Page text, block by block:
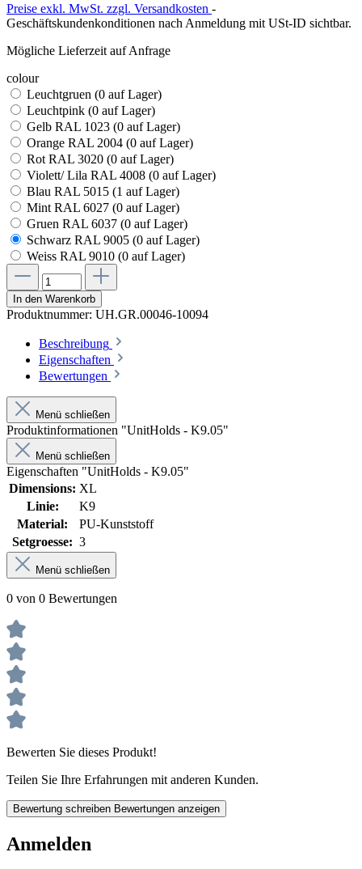
Preise exkl. MwSt. zzgl. Versandkosten -
Geschäftskundenkonditionen nach Anmeldung mit USt-ID sichtbar.
Mögliche Lieferzeit auf Anfrage
colour
Leuchtgruen (0 auf Lager)
Leuchtpink (0 auf Lager)
Gelb RAL 1023 (0 auf Lager)
Orange RAL 2004 (0 auf Lager)
Rot RAL 3020 (0 auf Lager)
Violett/ Lila RAL 4008 (0 auf Lager)
Blau RAL 5015 (1 auf Lager)
Mint RAL 6027 (0 auf Lager)
Gruen RAL 6037 (0 auf Lager)
Schwarz RAL 9005 (0 auf Lager)
Weiss RAL 9010 (0 auf Lager)
In den Warenkorb
Produktnummer: UH.GR.00046-10094
Beschreibung
Eigenschaften
Bewertungen
Menü schließen
Produktinformationen "UnitHolds - K9.05"
Menü schließen
Eigenschaften "UnitHolds - K9.05"
Dimensions: XL
Linie:
K9
Material:
PU-Kunststoff
Setgroesse: 3
Menü schließen
0 von 0 Bewertungen
Bewerten Sie dieses Produkt!
Teilen Sie Ihre Erfahrungen mit anderen Kunden.
Bewertung schreiben Bewertungen anzeigen
Anmelden